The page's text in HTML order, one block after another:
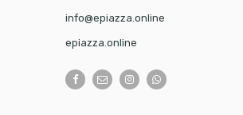
info@epiazza.online
epiazza.online